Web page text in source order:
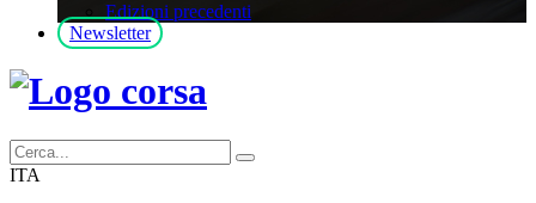
Edizioni precedenti
Newsletter
ITA